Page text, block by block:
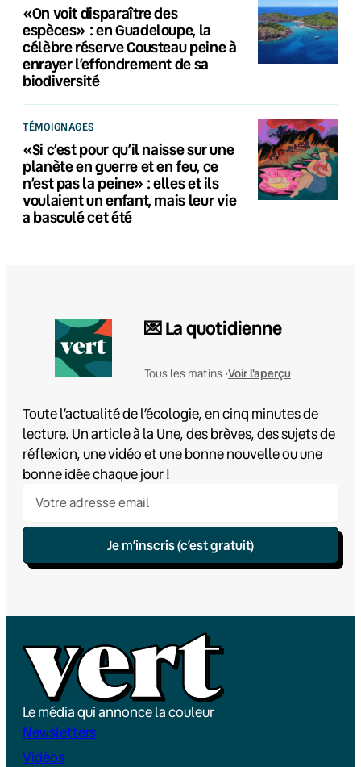
«On voit disparaître des
espèces» : en Guadeloupe, la
célèbre réserve Cousteau peine à
enrayer l’effondrement de sa
biodiversité
TÉMOIGNAGES
«Si c’est pour qu’il naisse sur une
planète en guerre et en feu, ce
n’est pas la peine» : elles et ils
voulaient un enfant, mais leur vie
a basculé cet été
💌 La quotidienne
Tous les matins •Voir l'aperçu
Toute l’actualité de l’écologie, en cinq minutes de
lecture. Un article à la Une, des brèves, des sujets de
réflexion, une vidéo et une bonne nouvelle ou une
bonne idée chaque jour !
Je m’inscris (c’est gratuit)
Le média qui annonce la couleur
Newsletters
Vidéos